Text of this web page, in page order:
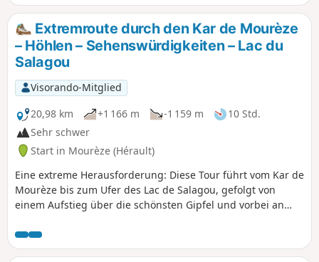
Extremroute durch den Kar de Mourèze
– Höhlen – Sehenswürdigkeiten – Lac du
Salagou
Visorando-Mitglied
20,98 km
+1 166 m -1 159 m
10 Std.
Sehr schwer
Start in Mourèze (Hérault)
Eine extreme Herausforderung: Diese Tour führt vom Kar de
Mourèze bis zum Ufer des Lac de Salagou, gefolgt von
einem Aufstieg über die schönsten Gipfel und vorbei an
Kilometer wie Sehenswürdigkeiten! Prähistorische Stätte
und UNESCO-Geopark, Natura 2000